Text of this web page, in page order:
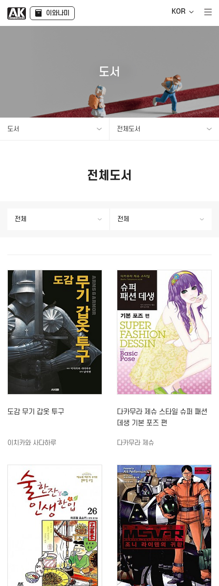
이와나미 KOR
도서
도서 전체도서
전체도서
전체 전체
도감 무기 갑옷 투구
이치카와 사다하루
다카무라 제슈 스타일 슈퍼 패션
데생 기본 포즈 편
다카무라 제슈